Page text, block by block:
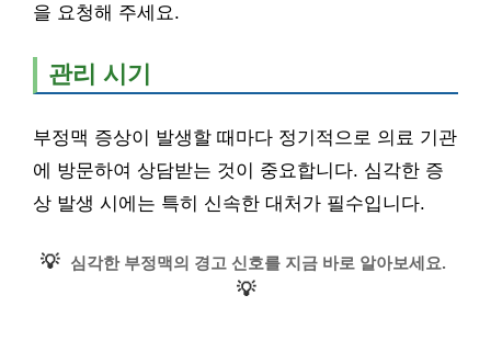
을 요청해 주세요.
관리 시기
부정맥 증상이 발생할 때마다 정기적으로 의료 기관
에 방문하여 상담받는 것이 중요합니다. 심각한 증
상 발생 시에는 특히 신속한 대처가 필수입니다.
💡 심각한 부정맥의 경고 신호를 지금 바로 알아보세요.
💡